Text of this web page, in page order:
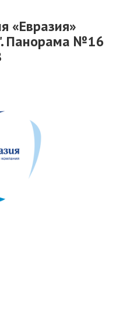
«Евразия»
Панорама №16